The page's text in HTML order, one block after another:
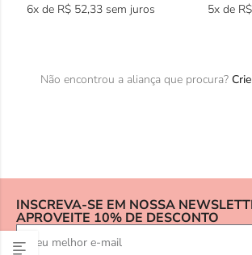
6x de R$52,33 sem juros
5x de R$
Não encontrou a aliança que procura?
INSCREVA-SE EM NOSSA
APROVEITE 10% DE DESCONTO